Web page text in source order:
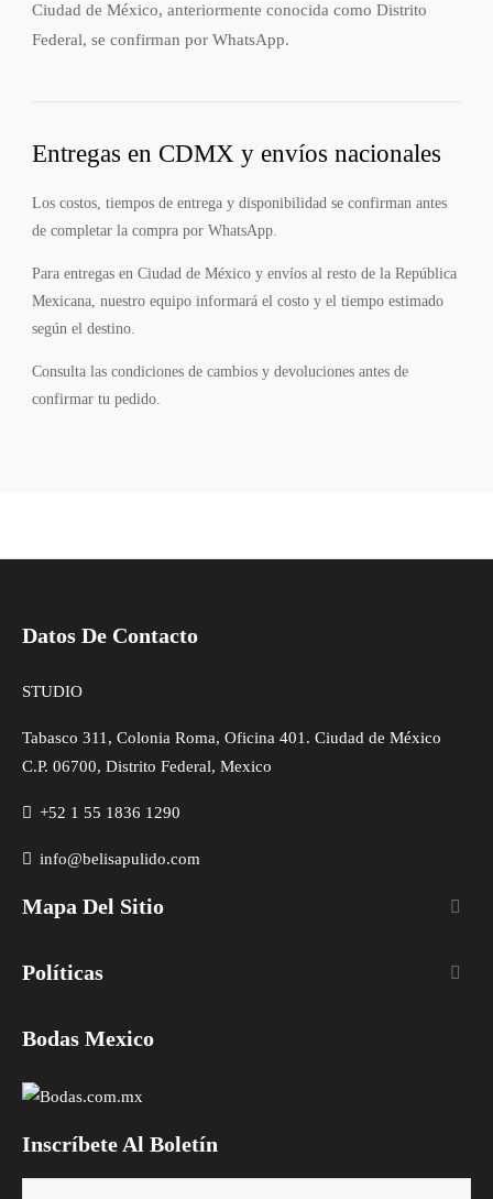
Ciudad de México, anteriormente conocida como Distrito
Federal, se confirman por WhatsApp.
Entregas en CDMX y envíos nacionales
Los costos, tiempos de entrega y disponibilidad se confirman antes
de completar la compra por WhatsApp.
Para entregas en Ciudad de México y envíos al resto de la República
Mexicana, nuestro equipo informará el costo y el tiempo estimado
según el destino.
Consulta las condiciones de cambios y devoluciones antes de
confirmar tu pedido.
Datos De Contacto
STUDIO
Tabasco 311, Colonia Roma, Oficina 401. Ciudad de México
C.P. 06700, Distrito Federal, Mexico
+52 1 55 1836 1290
info@belisapulido.com
Mapa Del Sitio 
Políticas 
Bodas Mexico
Inscríbete Al Boletín